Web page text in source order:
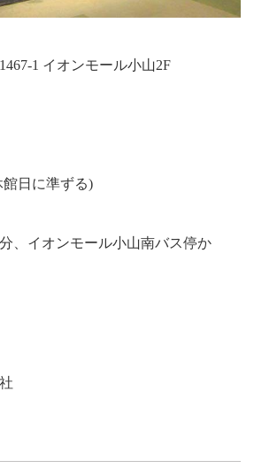
1 イオンモール小山2F
日に準ずる)
、イオンモール小山南バス停か